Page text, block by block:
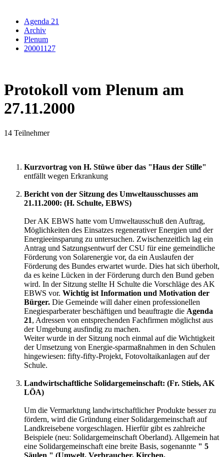
Agenda 21
Archiv
Plenum
20001127
Protokoll vom Plenum am
27.11.2000
14 Teilnehmer
Kurzvortrag von H. Stüwe über das "Haus der Stille"
entfällt wegen Erkrankung
Bericht von der Sitzung des Umweltausschusses am
21.11.2000: (H. Schulte, EBWS)
Der AK EBWS hatte vom Umweltausschuß den Auftrag,
Möglichkeiten des Einsatzes regenerativer Energien und der
Energieeinsparung zu untersuchen. Zwischenzeitlich lag ein
Antrag und Satzungsentwurf der CSU für eine gemeindliche
Förderung von Solarenergie vor, da ein Auslaufen der
Förderung des Bundes erwartet wurde. Dies hat sich überholt,
da es keine Lücken in der Förderung durch den Bund geben
wird. In der Sitzung stellte H Schulte die Vorschläge des AK
EBWS vor. Wichtig ist Information und Motivation der
Bürger. Die Gemeinde will daher einen professionellen
Enegiesparberater beschäftigen und beauftragte die Agenda
21, Adressen von entsprechenden Fachfirmen möglichst aus
der Umgebung ausfindig zu machen.
Weiter wurde in der Sitzung noch einmal auf die Wichtigkeit
der Umsetzung von Energie-sparmaßnahmen in den Schulen
hingewiesen: fifty-fifty-Projekt, Fotovoltaikanlagen auf der
Schule.
Landwirtschaftliche Solidargemeinschaft: (Fr. Stiels, AK
LÖA)
Um die Vermarktung landwirtschaftlicher Produkte besser zu
fördern, wird die Gründung einer Solidargemeinschaft auf
Landkreisebene vorgeschlagen. Hierfür gibt es zahlreiche
Beispiele (neu: Solidargemeinschaft Oberland). Allgemein hat
eine Solidargemeinschaft eine breite Basis, sogenannte " 5
Säulen " (Umwelt, Verbraucher, Kirchen,